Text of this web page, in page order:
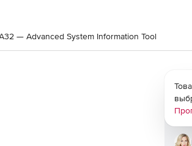
— Advanced System Information Tool